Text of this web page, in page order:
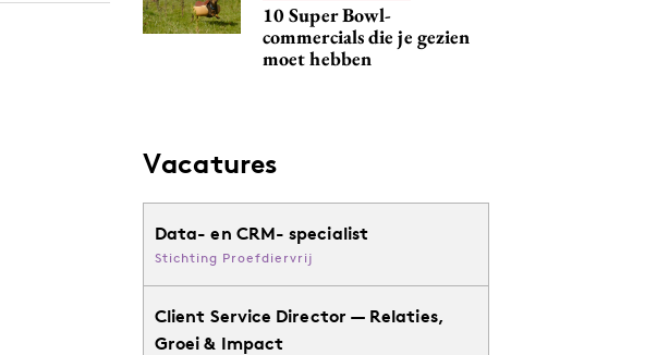
10 Super Bowl-
commercials die je gezien
moet hebben
Vacatures
Data- en CRM- specialist
Stichting Proefdiervrij
Client Service Director — Relaties,
Groei & Impact